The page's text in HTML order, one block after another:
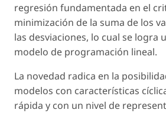
regresión fundamentada en el
minimización de la suma de los
las desviaciones, lo cual se logra
modelo de programación lineal.
La novedad radica en la
modelos con características
rápida y con un nivel de